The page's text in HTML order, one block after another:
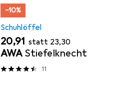
−10%
Schuhlöffel
EUR
20,91 statt EUR
23,30
AWAStiefelknecht
11